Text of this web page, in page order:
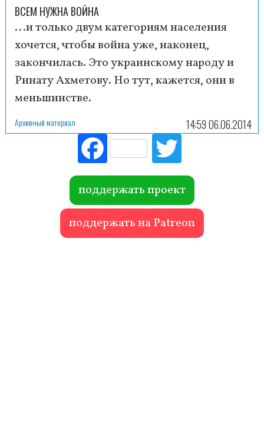
ВСЕМ НУЖНА ВОЙНА
...и только двум категориям населения
хочется, чтобы война уже, наконец,
закончилась. Это украинскому народу и
Ринату Ахметову. Но тут, кажется, они в
меньшинстве.
Архивный материал 14:59 06.06.2014
Fac
ebo
ok r
поддержать проект
поддержать на Patreon